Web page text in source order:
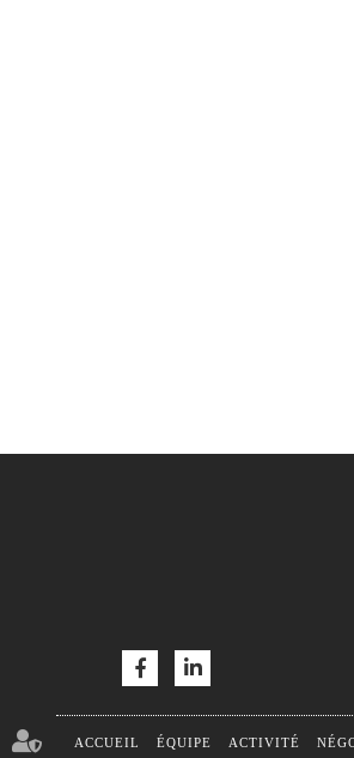
ACCUEIL ÉQUIPE ACTIVITÉ